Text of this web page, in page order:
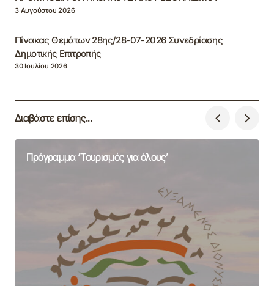
3 Αυγούστου 2026
Πίνακας Θεμάτων 28ης/28-07-2026 Συνεδρίασης
Δημοτικής Επιτροπής
30 Ιουλίου 2026
Διαβάστε επίσης...
Πρόγραμμα ‘Τουρισμός για όλους’